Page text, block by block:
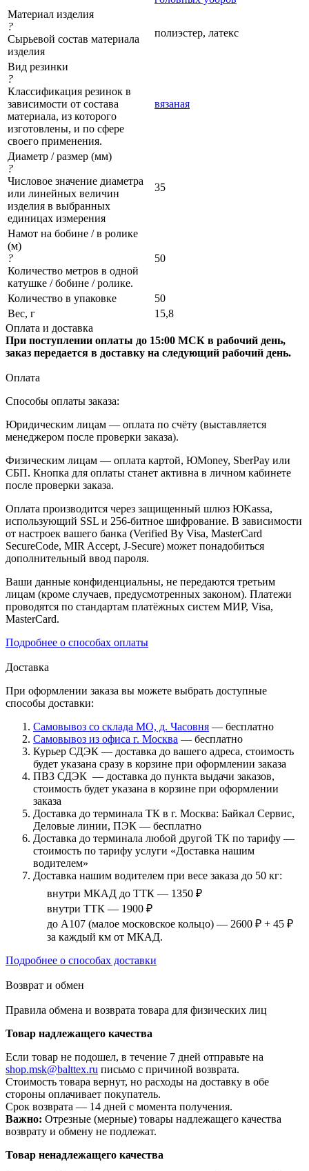
Материал изделия
?
Сырьевой состав материала
изделия
полиэстер, латекс
Вид резинки
?
Классификация резинок в
зависимости от состава
материала, из которого
изготовлены, и по сфере
своего применения.
вязаная
Диаметр / размер (мм)
?
Числовое значение диаметра
или линейных величин
изделия в выбранных
единицах измерения
35
Намот на бобине / в ролике
(м)
?
Количество метров в одной
катушке / бобине / ролике.
50
Количество в упаковке
50
Вес, г
15,8
Оплата и доставка
При поступлении оплаты до 15:00 МСК в рабочий день,
заказ передается в доставку на следующий рабочий день.
Оплата
Способы оплаты заказа:
Юридическим лицам — оплата по счёту (выставляется
менеджером после проверки заказа).
Физическим лицам — оплата картой, ЮMoney, SberPay или
СБП. Кнопка для оплаты станет активна в личном кабинете
после проверки заказа.
Оплата производится через защищенный шлюз ЮKassa,
использующий SSL и 256-битное шифрование. В зависимости
от настроек вашего банка (Verified By Visa, MasterCard
SecureCode, MIR Accept, J-Secure) может понадобиться
дополнительный ввод пароля.
Ваши данные конфиденциальны, не передаются третьим
лицам (кроме случаев, предусмотренных законом). Платежи
проводятся по стандартам платёжных систем МИР, Visa,
MasterCard.
Подробнее о способах оплаты
Доставка
При оформлении заказа вы можете выбрать доступные
способы доставки:
Самовывоз со склада МО, д. Часовня — бесплатно
Самовывоз из офиса г. Москва — бесплатно
Курьер СДЭК — доставка до вашего адреса, стоимость
будет указана сразу в корзине при оформлении заказа
ПВЗ СДЭК — доставка до пункта выдачи заказов,
стоимость будет указана в корзине при оформлении
заказа
Доставка до терминала ТК в г. Москва: Байкал Сервис,
Деловые линии, ПЭК — бесплатно
Доставка до терминала любой другой ТК по тарифу —
стоимость по тарифу услуги «Доставка нашим
водителем»
Доставка нашим водителем при весе заказа до 50 кг:
внутри МКАД до ТТК — 1350 ₽
внутри ТТК — 1900 ₽
до А107 (малое московское кольцо) — 2600 ₽ + 45 ₽
за каждый км от МКАД.
Подробнее о способах доставки
Возврат и обмен
Правила обмена и возврата товара для физических лиц
Товар надлежащего качества
Если товар не подошел, в течение 7 дней отправьте на
shop.msk@balttex.ru письмо с причиной возврата.
Стоимость товара вернут, но расходы на доставку в обе
стороны оплачивает покупатель.
Срок возврата — 14 дней с момента получения.
Важно: Отрезные (мерные) товары надлежащего качества
возврату и обмену не подлежат.
Товар ненадлежащего качества